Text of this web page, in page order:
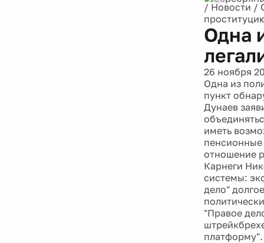
/ Новости /
Одна
26 ноября
Одна из
пункт
Дунаев
иметь
пенсионные
отношение
Карнеги
системы:
дело"
"Правое
платформу".